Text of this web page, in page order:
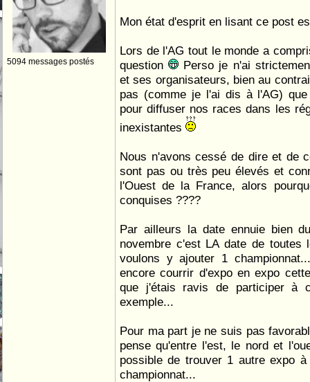
5094 messages postés
Mon état d'esprit en lisant ce post
Lors de l'AG tout le monde a
question
Perso je n'ai
et ses organisateurs, bien au
pas (comme je l'ai dis à l'AG)
pour diffuser nos races dans les
inexistantes
Nous n'avons cessé de dire et de
sont pas ou très peu élevés et
l'Ouest de la France, alors
conquises ????
Par ailleurs la date ennuie bien
novembre c'est LA date de
voulons y ajouter 1
encore courrir d'expo en expo
que j'étais ravis de participer à
exemple...
Pour ma part je ne suis pas
pense qu'entre l'est, le nord et
possible de trouver 1 autre expo
championnat...